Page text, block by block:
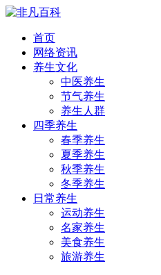
首页
网络资讯
养生文化
中医养生
节气养生
养生人群
四季养生
春季养生
夏季养生
秋季养生
冬季养生
日常养生
运动养生
名家养生
美食养生
旅游养生